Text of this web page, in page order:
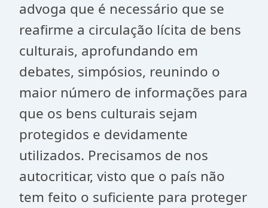
advoga que é necessário que se
reafirme a circulação lícita de bens
culturais, aprofundando em
debates, simpósios, reunindo o
maior número de informações para
que os bens culturais sejam
protegidos e devidamente
utilizados. Precisamos de nos
autocriticar, visto que o país não
tem feito o suficiente para proteger